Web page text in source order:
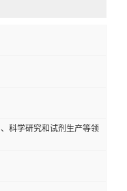
科学研究和试剂生产等领